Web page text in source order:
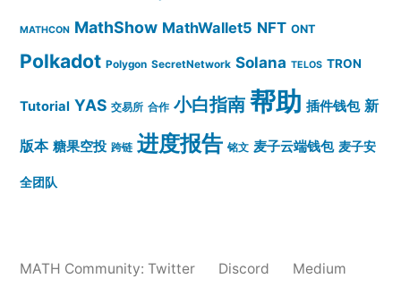
MATHCON MathShow MathWallet5 NFT ONT
Polkadot Polygon SecretNetwork Solana TELOS TRON
Tutorial YAS 交易所 合作 小白指南 帮助 插件钱包 新
版本 糖果空投 跨链 进度报告 铭文 麦子云端钱包 麦子安
全团队
MATH Community: Twitter Discord
Medium